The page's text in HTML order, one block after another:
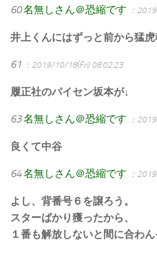
60名無しさん＠恐縮です ：
井上くんにはずっと前から猛
61 ：2019/10/18(Fri) 08:02:23
履正社のパイセン坂本が↓
63名無しさん＠恐縮です ：
良くて中谷
64名無しさん＠恐縮です ：
よし、背番号６を譲ろう。
スターばかり獲ったから、
１番も解放しないと間に合わん